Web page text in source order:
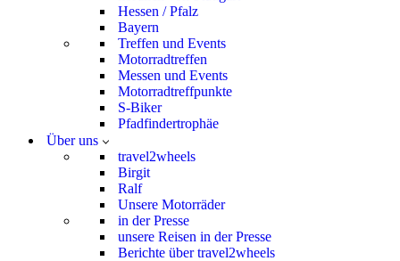
Hessen / Pfalz
Bayern
Treffen und Events
Motorradtreffen
Messen und Events
Motorradtreffpunkte
S-Biker
Pfadfindertrophäe
Über uns
travel2wheels
Birgit
Ralf
Unsere Motorräder
in der Presse
unsere Reisen in der Presse
Berichte über travel2wheels